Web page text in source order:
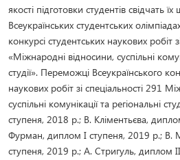
якості підготовки студентів свідчать
Всеукраїнських студентських
конкурсі студентських наукових робіт
«Міжнародні відносини, суспільні
студії». Переможці Всеукраїнського
наукових робіт зі спеціальності 291
суспільні комунікації та регіональні
ступеня, 2018 р.; В. Кліментьєва,
Фурман, диплом І ступеня, 2019 р.; В.
ступеня, 2019 р.; А. Стригуль, диплом